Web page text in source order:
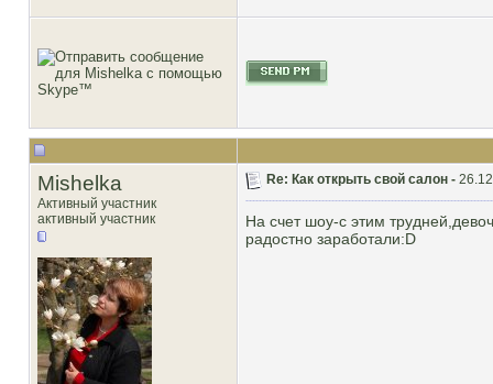
Mishelka
Активный участник
активный участник
Re: Как открыть свой салон -
На счет шоу-с этим
радостно заработали:D